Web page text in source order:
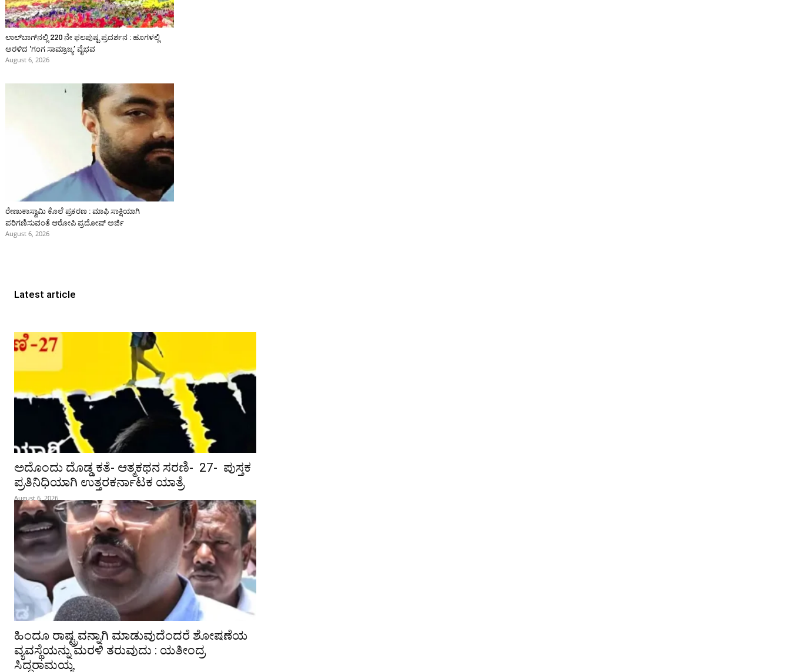
ಲಾಲ್‍ಬಾಗ್‍ನಲ್ಲಿ 220 ನೇ ಫಲಪುಷ್ಪ ಪ್ರದರ್ಶನ : ಹೂಗಳಲ್ಲಿ
ಅರಳಿದ ‘ಗಂಗ ಸಾಮ್ರಾಜ್ಯ’ ವೈಭವ
August 6, 2026
ರೇಣುಕಾಸ್ವಾಮಿ ಕೊಲೆ ಪ್ರಕರಣ : ಮಾಫಿ ಸಾಕ್ಷಿಯಾಗಿ
ಪರಿಗಣಿಸುವಂತೆ ಆರೋಪಿ ಪ್ರದೋಷ್‌ ಅರ್ಜಿ
August 6, 2026
Latest article
ಅದೊಂದು ದೊಡ್ಡ ಕತೆ- ಆತ್ಮಕಥನ ಸರಣಿ- 27- ಪುಸ್ತಕ
ಪ್ರತಿನಿಧಿಯಾಗಿ ಉತ್ತರಕರ್ನಾಟಕ ಯಾತ್ರೆ
August 6, 2026
ಹಿಂದೂ ರಾಷ್ಟ್ರವನ್ನಾಗಿ ಮಾಡುವುದೆಂದರೆ ಶೋಷಣೆಯ
ವ್ಯವಸ್ಥೆಯನ್ನು ಮರಳಿ ತರುವುದು : ಯತೀಂದ್ರ
ಸಿದ್ದರಾಮಯ್ಯ